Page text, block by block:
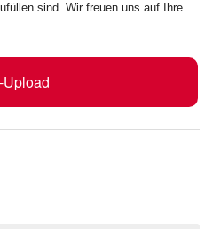
sind. Wir freuen uns auf Ihre
Upload